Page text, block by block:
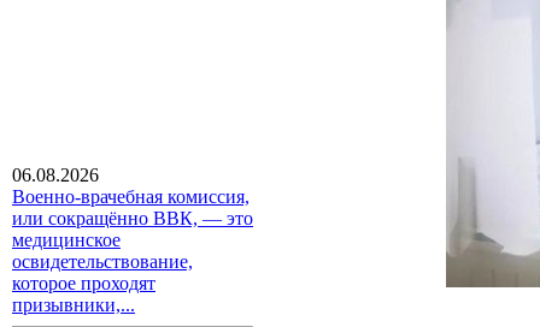
06.08.2026
Военно-врачебная комиссия,
или сокращённо ВВК, — это
медицинское
освидетельствование,
которое проходят
призывники,...